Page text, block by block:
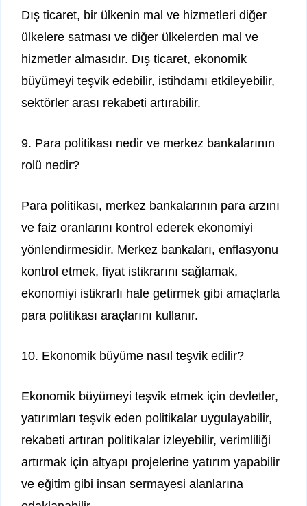
Dış ticaret, bir ülkenin mal ve hizmetleri diğer
ülkelere satması ve diğer ülkelerden mal ve
hizmetler almasıdır. Dış ticaret, ekonomik
büyümeyi teşvik edebilir, istihdamı etkileyebilir,
sektörler arası rekabeti artırabilir.
9. Para politikası nedir ve merkez bankalarının
rolü nedir?
Para politikası, merkez bankalarının para arzını
ve faiz oranlarını kontrol ederek ekonomiyi
yönlendirmesidir. Merkez bankaları, enflasyonu
kontrol etmek, fiyat istikrarını sağlamak,
ekonomiyi istikrarlı hale getirmek gibi amaçlarla
para politikası araçlarını kullanır.
10. Ekonomik büyüme nasıl teşvik edilir?
Ekonomik büyümeyi teşvik etmek için devletler,
yatırımları teşvik eden politikalar uygulayabilir,
rekabeti artıran politikalar izleyebilir, verimliliği
artırmak için altyapı projelerine yatırım yapabilir
ve eğitim gibi insan sermayesi alanlarına